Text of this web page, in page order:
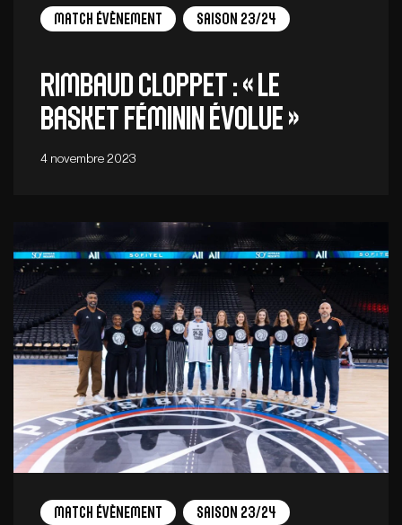
Match Évènement Saison 23/24
Rimbaud Cloppet : « Le
basket féminin évolue »
4 novembre 2023
Match Évènement Saison 23/24